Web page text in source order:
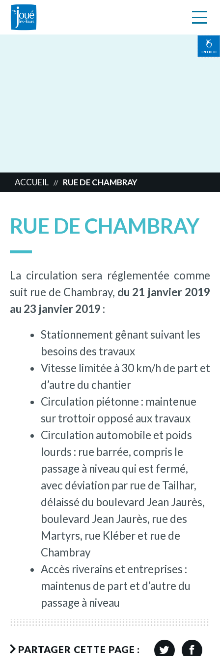
EN 1 CLIC
ACCUEIL // RUE DE CHAMBRAY
RUE DE CHAMBRAY
La circulation sera réglementée comme
suit rue de Chambray, du 21 janvier 2019
au 23 janvier 2019 :
Stationnement gênant suivant les
besoins des travaux
Vitesse limitée à 30 km/h de part et
d’autre du chantier
Circulation piétonne : maintenue
sur trottoir opposé aux travaux
Circulation automobile et poids
lourds : rue barrée, compris le
passage à niveau qui est fermé,
avec déviation par rue de Tailhar,
délaissé du boulevard Jean Jaurès,
boulevard Jean Jaurès, rue des
Martyrs, rue Kléber et rue de
Chambray
Accès riverains et entreprises :
maintenus de part et d’autre du
passage à niveau
PARTAGER CETTE PAGE :